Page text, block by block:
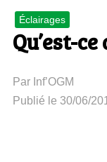
Éclairages
Qu’est-
Par Inf’OGM
Publié le 30/06/